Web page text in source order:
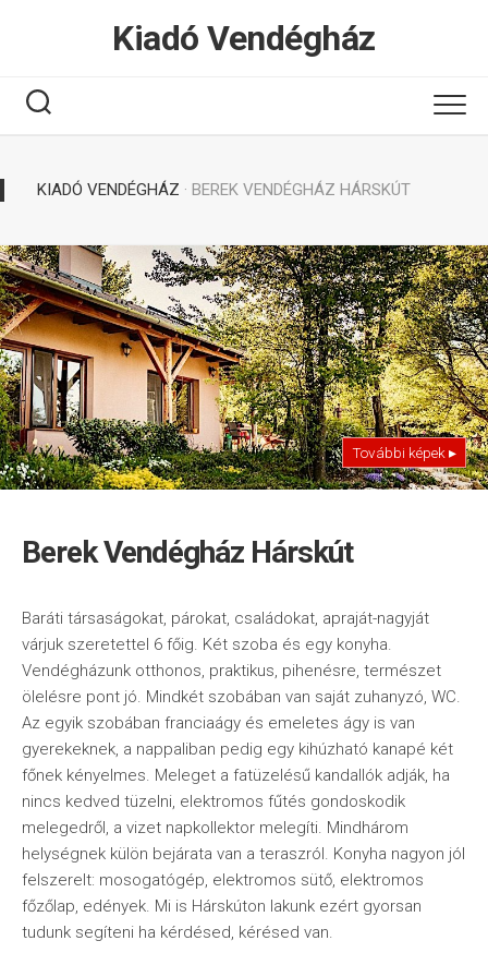
Kiadó Vendégház
KIADÓ VENDÉGHÁZ · BEREK VENDÉGHÁZ HÁRSKÚT
További képek ▸
Berek Vendégház Hárskút
Baráti társaságokat, párokat, családokat, apraját-nagyját
várjuk szeretettel 6 főig. Két szoba és egy konyha.
Vendégházunk otthonos, praktikus, pihenésre, természet
ölelésre pont jó. Mindkét szobában van saját zuhanyzó, WC.
Az egyik szobában franciaágy és emeletes ágy is van
gyerekeknek, a nappaliban pedig egy kihúzható kanapé két
főnek kényelmes. Meleget a fatüzelésű kandallók adják, ha
nincs kedved tüzelni, elektromos fűtés gondoskodik
melegedről, a vizet napkollektor melegíti. Mindhárom
helységnek külön bejárata van a teraszról. Konyha nagyon jól
felszerelt: mosogatógép, elektromos sütő, elektromos
főzőlap, edények. Mi is Hárskúton lakunk ezért gyorsan
tudunk segíteni ha kérdésed, kérésed van.